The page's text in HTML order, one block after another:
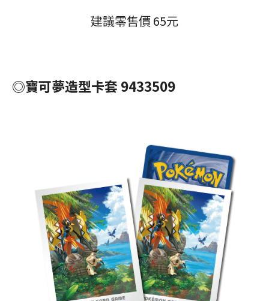
建議零售價 65元
◎寶可夢造型卡套 9433509